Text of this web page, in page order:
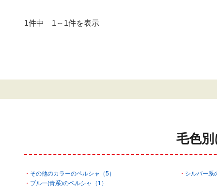
1件中 1～1件を表示
毛色
その他のカラーのペルシャ（5）
シルバー系
ブルー(青系)のペルシャ（1）